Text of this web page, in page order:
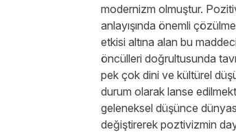
modernizm olmuştur.
anlayışında önemli
etkisi altına alan bu
öncülleri doğrultusunda
pek çok dini ve kültürel
durum olarak lanse
geleneksel düşünce
değiştirerek poztivizmin